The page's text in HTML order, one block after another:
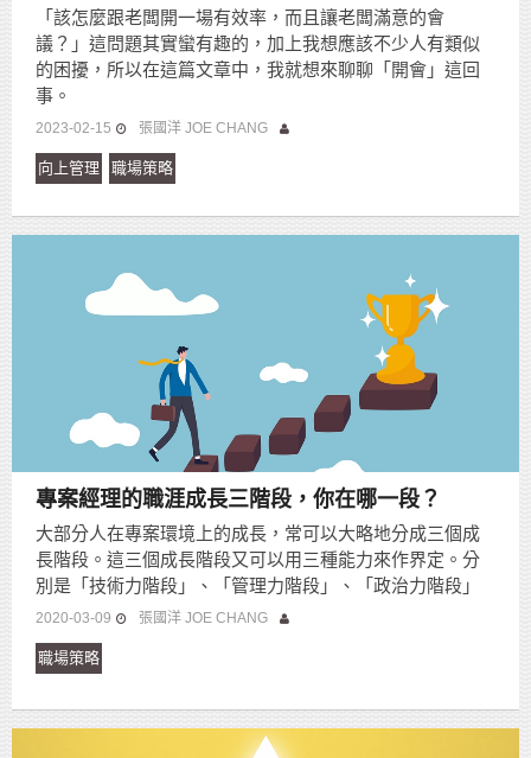
「該怎麼跟老闆開一場有效率，而且讓老闆滿意的會
議？」這問題其實蠻有趣的，加上我想應該不少人有類似
的困擾，所以在這篇文章中，我就想來聊聊「開會」這回
事。
2023-02-15 張國洋 JOE CHANG
向上管理 職場策略
專案經理的職涯成長三階段，你在哪一段？
大部分人在專案環境上的成長，常可以大略地分成三個成
長階段。這三個成長階段又可以用三種能力來作界定。分
別是「技術力階段」、「管理力階段」、「政治力階段」
2020-03-09 張國洋 JOE CHANG
職場策略